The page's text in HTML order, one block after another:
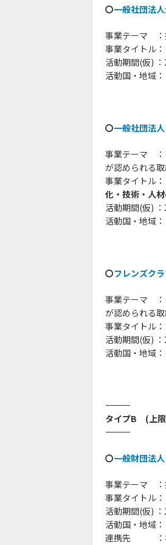
〇一般社団法
事業テーマ
事業タイトル：
活動期間(仮)
活動国・地域
〇一般社団法
事業テーマ
が認められる
事業タイトル：
化・技術・人材
活動期間(仮)
活動国・地域
〇フレンズク
事業テーマ
が認められる
事業タイトル：
活動期間(仮)
活動国・地域
――――――――――――――――――――――――――――――――
タイプB (上限
――――――――――――――――――――――――――――――――
〇一般財団法
事業テーマ
事業タイトル：
活動期間(仮)
活動国・地域
連携先 ：株